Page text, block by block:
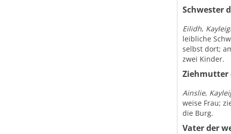
Schwester
Eilidh,
leibliche
selbst dort;
zwei Kinder.
Ziehmutter
Ainslie,
weise Frau;
die Burg.
Vater der